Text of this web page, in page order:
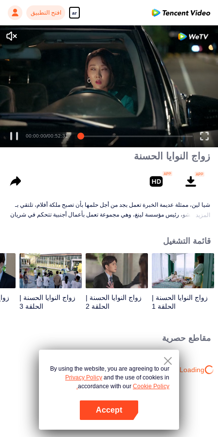
ar افتح التطبيق
Enjoy smooth and HD episodes
00:00:00/00:52:31
زواج النوايا الحسنة
شيا لين، ممثلة عديمة الخبرة تعمل بجد من أجل حلمها بأن تصبح ملكة أفلام، تلتقي بـ
لينغ يي تشو، رئيس مؤسسة لينغ، وهي مجموعة تعمل بأعمال أجنبية تتحكم في شريان
للغاية حتى في الموقف المليء بالحوادث.
المزيد
قائمة التشغيل
زواج النوايا الحسنة |
الحلقة 1
زواج النوايا الحسنة |
الحلقة 2
زواج النوايا الحسنة |
الحلقة 3
مقاطع حصرية
Loading…
By using the website, you are agreeing to our
Privacy Policy and the use of cookies in
accordance with our Cookie Policy.
Accept